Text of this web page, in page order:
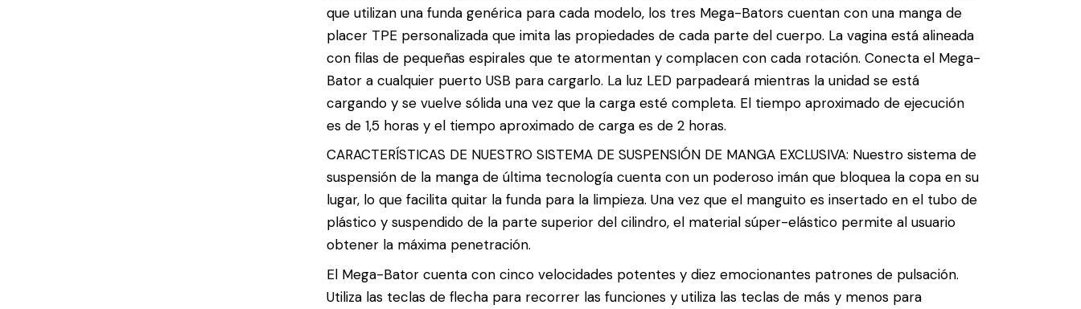
que utilizan una funda genérica para cada modelo, los tres Mega-Bators cuentan con una manga de
placer TPE personalizada que imita las propiedades de cada parte del cuerpo. La vagina está alineada
con filas de pequeñas espirales que te atormentan y complacen con cada rotación. Conecta el Mega-
Bator a cualquier puerto USB para cargarlo. La luz LED parpadeará mientras la unidad se está
cargando y se vuelve sólida una vez que la carga esté completa. El tiempo aproximado de ejecución
es de 1,5 horas y el tiempo aproximado de carga es de 2 horas.
CARACTERÍSTICAS DE NUESTRO SISTEMA DE SUSPENSIÓN DE MANGA EXCLUSIVA: Nuestro sistema de
suspensión de la manga de última tecnología cuenta con un poderoso imán que bloquea la copa en su
lugar, lo que facilita quitar la funda para la limpieza. Una vez que el manguito es insertado en el tubo de
plástico y suspendido de la parte superior del cilindro, el material súper-elástico permite al usuario
obtener la máxima penetración.
El Mega-Bator cuenta con cinco velocidades potentes y diez emocionantes patrones de pulsación.
Utiliza las teclas de flecha para recorrer las funciones y utiliza las teclas de más y menos para